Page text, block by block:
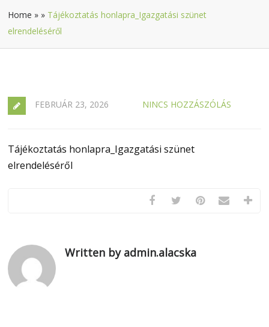
Home » » Tájékoztatás honlapra_Igazgatási szünet
elrendeléséről
FEBRUÁR 23, 2026 NINCS HOZZÁSZÓLÁS
Tájékoztatás honlapra_Igazgatási szünet
elrendeléséről
Written by admin.alacska